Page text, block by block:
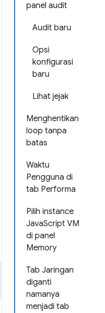
panel audit
Audit baru
Opsi
konfigurasi
baru
Lihat jejak
Menghentikan
loop tanpa
batas
Waktu
Pengguna di
tab Performa
Pilih instance
JavaScript VM
di panel
Memory
Tab Jaringan
diganti
namanya
menjadi tab